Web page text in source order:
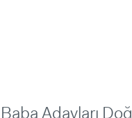
Baba Adayları